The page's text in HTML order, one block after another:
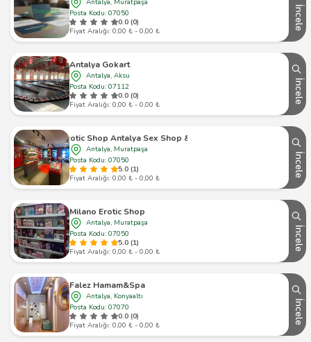
Antalya, Muratpaşa
Posta Kodu: 07050
0.0 (0)
Fiyat Aralığı: 0,00 ₺ - 0,00 ₺
İncele
Antalya Gokart
Antalya, Aksu
Posta Kodu: 07112
0.0 (0)
Fiyat Aralığı: 0,00 ₺ - 0,00 ₺
İncele
Boss Erotic Shop Antalya Sex Shop & Erotik Shop
Antalya, Muratpaşa
Posta Kodu: 07050
5.0 (1)
Fiyat Aralığı: 0,00 ₺ - 0,00 ₺
İncele
Milano Erotic Shop
Antalya, Muratpaşa
Posta Kodu: 07050
5.0 (1)
Fiyat Aralığı: 0,00 ₺ - 0,00 ₺
İncele
Falez Hamam&Spa
Antalya, Konyaaltı
Posta Kodu: 07070
0.0 (0)
Fiyat Aralığı: 0,00 ₺ - 0,00 ₺
İncele